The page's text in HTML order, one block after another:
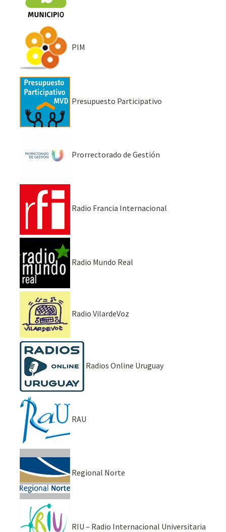
PIM
Presupuesto Participativo
Prorrectorado de Gestión
Radio Francia Internacional
Radio Mundo Real
Radio VilardeVoz
Radios Online Uruguay
RAU
Regional Norte
RIU – Radio Internacional Universitaria